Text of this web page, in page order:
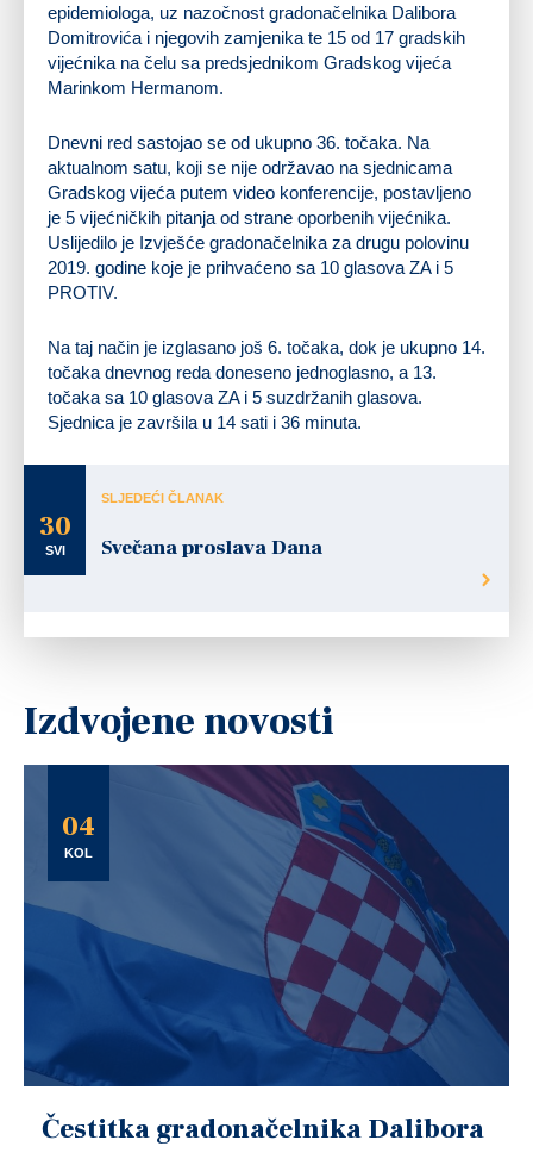
epidemiologa, uz nazočnost gradonačelnika Dalibora
Domitrovića i njegovih zamjenika te 15 od 17 gradskih
vijećnika na čelu sa predsjednikom Gradskog vijeća
Marinkom Hermanom.
Dnevni red sastojao se od ukupno 36. točaka. Na
aktualnom satu, koji se nije održavao na sjednicama
Gradskog vijeća putem video konferencije, postavljeno
je 5 vijećničkih pitanja od strane oporbenih vijećnika.
Uslijedilo je Izvješće gradonačelnika za drugu polovinu
2019. godine koje je prihvaćeno sa 10 glasova ZA i 5
PROTIV.
Na taj način je izglasano još 6. točaka, dok je ukupno 14.
točaka dnevnog reda doneseno jednoglasno, a 13.
točaka sa 10 glasova ZA i 5 suzdržanih glasova.
Sjednica je završila u 14 sati i 36 minuta.
30
SVI
SLJEDEĆI ČLANAK
Svečana proslava Dana
Izdvojene novosti
04
KOL
Čestitka gradonačelnika Dalibora